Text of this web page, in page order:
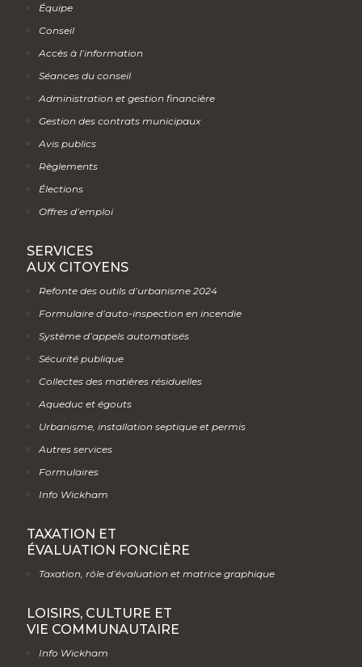
Équipe
Conseil
Accès à l’information
Séances du conseil
Administration et gestion financière
Gestion des contrats municipaux
Avis publics
Règlements
Élections
Offres d’emploi
SERVICES
AUX CITOYENS
Refonte des outils d’urbanisme 2024
Formulaire d’auto-inspection en incendie
Système d’appels automatisés
Sécurité publique
Collectes des matières résiduelles
Aqueduc et égouts
Urbanisme, installation septique et permis
Autres services
Formulaires
Info Wickham
TAXATION ET
ÉVALUATION FONCIÈRE
Taxation, rôle d’évaluation et matrice graphique
LOISIRS, CULTURE ET
VIE COMMUNAUTAIRE
Info Wickham